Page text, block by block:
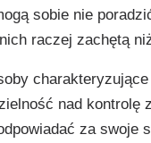
sobie nie
raczej zachętą
nad kontrolę
za swoje